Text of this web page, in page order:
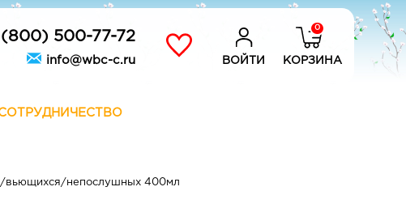
500-77-72
info@wbc-c.ru ВОЙТИ
0
КОРЗИНА
вьющихся/непослушных 400мл